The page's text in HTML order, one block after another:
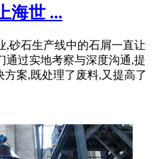
海世 ...
,砂石生产线中的石屑一直让
通过实地考察与深度沟通,提
案,既处理了废料,又提高了